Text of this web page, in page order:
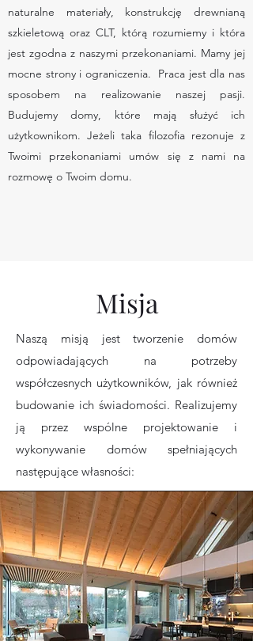
naturalne materiały, konstrukcję drewnianą
szkieletową oraz CLT, którą rozumiemy i która
jest zgodna z naszymi przekonaniami. Mamy jej
mocne strony i ograniczenia. Praca jest dla nas
sposobem na realizowanie naszej pasji.
Budujemy domy, które mają służyć ich
użytkownikom. Jeżeli taka filozofia rezonuje z
Twoimi przekonaniami umów się z nami na
rozmowę o Twoim domu.
Misja
Naszą misją jest tworzenie domów
odpowiadających na potrzeby
współczesnych użytkowników, jak również
budowanie ich świadomości. Realizujemy
ją przez wspólne projektowanie i
wykonywanie domów spełniających
następujące własności: